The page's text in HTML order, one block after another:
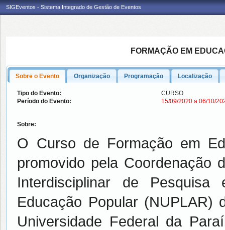
SIGEventos - Sistema Integrado de Gestão de Eventos
FORMAÇÃO EM
Sobre o Evento Organização Programação Localização
Tipo do Evento:
CURSO
Período do Evento:
15/09/2020 a 06/10/
Sobre:
O Curso de Formação em
promovido pela Coordenação
Interdisciplinar de
Educação Popular (NUPLAR)
Universidade Federal da